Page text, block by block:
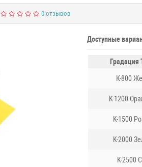
0 отзывов
Доступные
Градация
К-800
K-1200
K-1500
K-2000
K-2500